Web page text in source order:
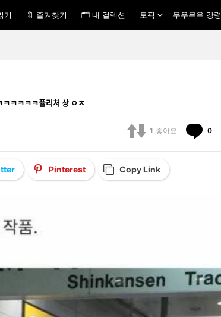
기 🔖 즐겨찾기 🗂 내 컬렉션 토픽 무우무우 강령
ㅋㅋㅋㅋㅋㅋㅋ퓰리처 상 ㅇㅈ
1 좋아요 0
Pinterest Copy Link